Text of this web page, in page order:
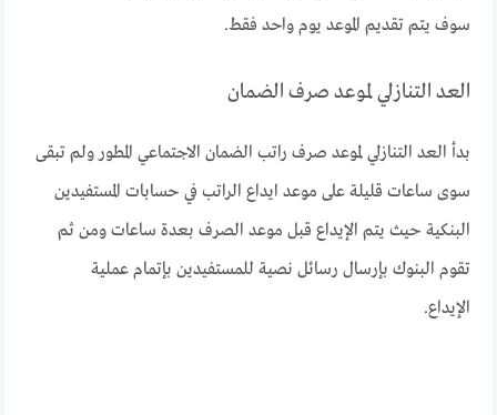
سوف يتم تقديم الموعد يوم واحد فقط.
العد التنازلي لموعد صرف الضمان
بدأ العد التنازلي لموعد صرف راتب الضمان الاجتماعي المطور ولم تبقى
سوى ساعات قليلة على موعد ايداع الراتب في حسابات المستفيدين
البنكية حيث يتم الإيداع قبل موعد الصرف بعدة ساعات ومن ثم
تقوم البنوك بإرسال رسائل نصية للمستفيدين بإتمام عملية
الإيداع.